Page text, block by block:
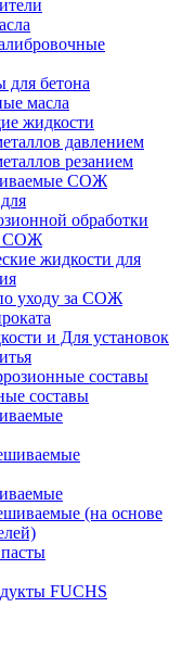
для бетона
масла
жидкости
давлением
резанием
СОЖ
обработки
СОЖ
жидкости для
уходу за СОЖ
и Для установок
составы
составы
(на основе
FUCHS